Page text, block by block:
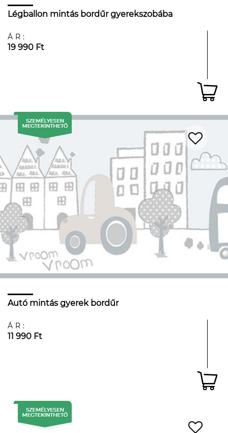
Légballon mintás bordűr gyerekszobába
ÁR:
19 990 Ft
Autó mintás gyerek bordűr
ÁR:
11 990 Ft